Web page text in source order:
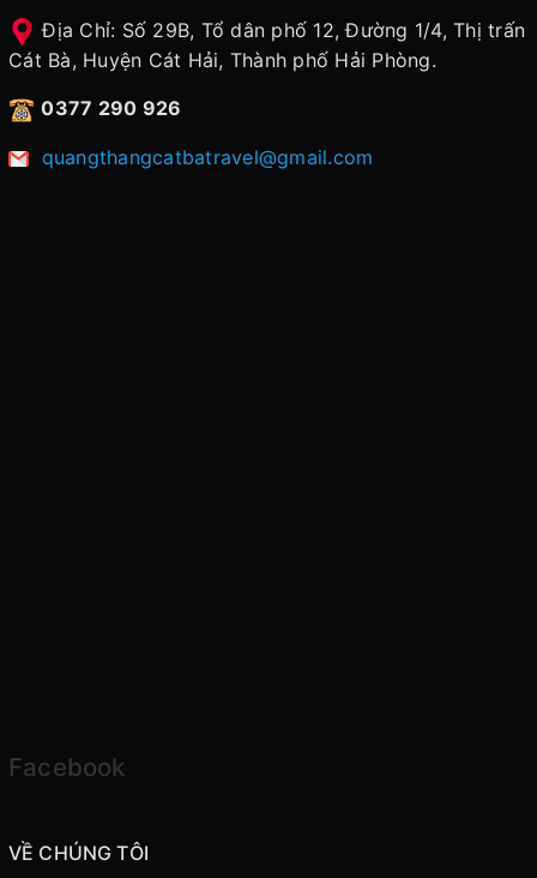
Địa Chỉ: Số 29B, Tổ dân phố 12, Đường 1/4, Thị trấn
Cát Bà, Huyện Cát Hải, Thành phố Hải Phòng.
0377 290 926
quangthangcatbatravel@gmail.com
Facebook
VỀ CHÚNG TÔI